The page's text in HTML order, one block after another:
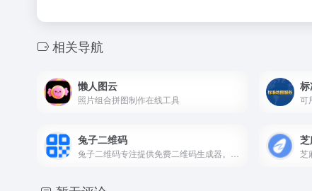
相关导航
懒人图云
照片组合拼图制作在线工具
兔子二维码
芝